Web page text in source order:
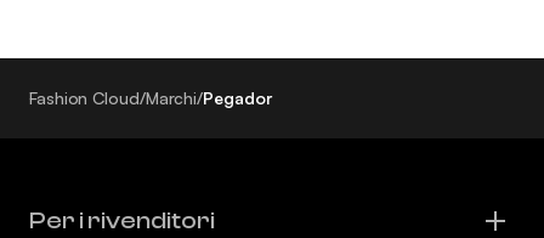
Fashion Cloud/Marchi/Pegador
Per i rivenditori